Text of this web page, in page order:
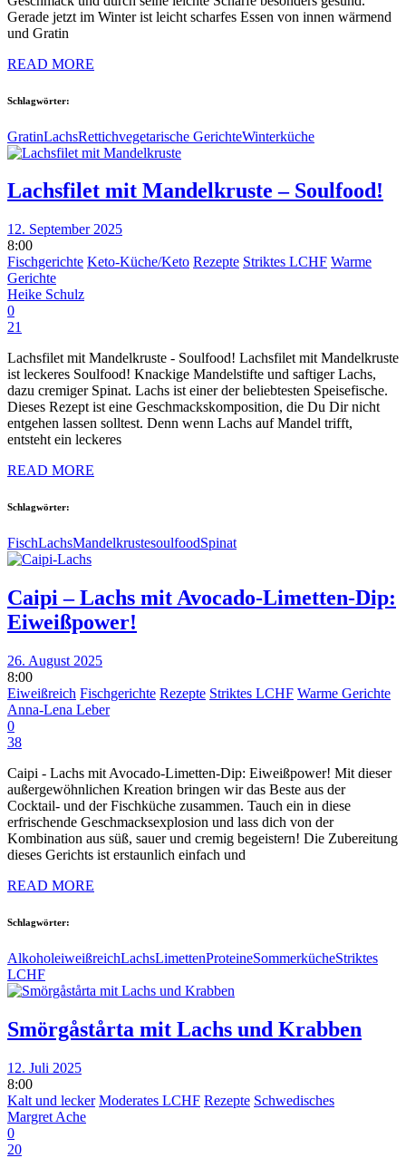
Gerade jetzt im Winter ist leicht scharfes Essen von innen wärmend
und Gratin
READ MORE
Schlagwörter:
GratinLachsRettichvegetarische GerichteWinterküche
Lachsfilet mit Mandelkruste – Soulfood!
12. September 2025
8:00
Fischgerichte Keto-Küche/Keto Rezepte Striktes LCHF Warme
Gerichte
Heike Schulz
0
21
Lachsfilet mit Mandelkruste - Soulfood! Lachsfilet mit Mandelkruste
ist leckeres Soulfood! Knackige Mandelstifte und saftiger Lachs,
dazu cremiger Spinat. Lachs ist einer der beliebtesten Speisefische.
Dieses Rezept ist eine Geschmackskomposition, die Du Dir nicht
entgehen lassen solltest. Denn wenn Lachs auf Mandel trifft,
entsteht ein leckeres
READ MORE
Schlagwörter:
FischLachsMandelkrustesoulfoodSpinat
Caipi – Lachs mit Avocado-Limetten-Dip:
Eiweißpower!
26. August 2025
8:00
Eiweißreich Fischgerichte Rezepte Striktes LCHF Warme Gerichte
Anna-Lena Leber
0
38
Caipi - Lachs mit Avocado-Limetten-Dip: Eiweißpower! Mit dieser
außergewöhnlichen Kreation bringen wir das Beste aus der
Cocktail- und der Fischküche zusammen. Tauch ein in diese
erfrischende Geschmacksexplosion und lass dich von der
Kombination aus süß, sauer und cremig begeistern! Die Zubereitung
dieses Gerichts ist erstaunlich einfach und
READ MORE
Schlagwörter:
AlkoholeiweißreichLachsLimettenProteineSommerkücheStriktes
LCHF
Smörgåstårta mit Lachs und Krabben
12. Juli 2025
8:00
Kalt und lecker Moderates LCHF Rezepte Schwedisches
Margret Ache
0
20